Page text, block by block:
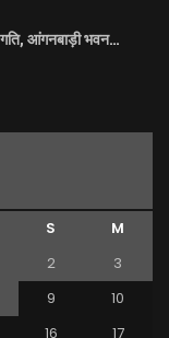
गति, आंगनबाड़ी भवन…
S
M
2
3
9
10
16 17